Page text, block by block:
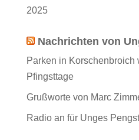
2025
Nachrichten von
Parken in Korschenbroich
Pfingsttage
Grußworte von Marc
Radio an für Unges